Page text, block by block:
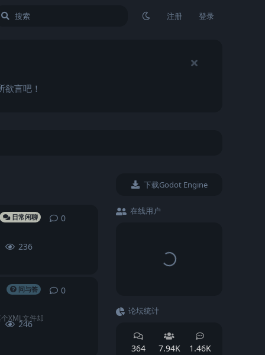
注册 登录
言吧！
日常闲聊
236
0
问与答
246
XML文件却
0
下载Godot Engine
在线用户
论坛统计
364 7.94K 1.46K